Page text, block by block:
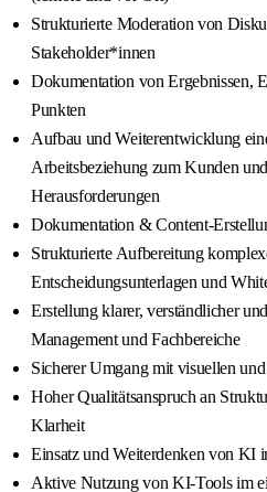
Strukturierte Moderation von
Stakeholder*innen
Dokumentation von Ergebnissen,
Punkten
Aufbau und Weiterentwicklung
Arbeitsbeziehung zum Kunden und
Herausforderungen
Dokumentation &
Strukturierte Aufbereitung
Entscheidungsunterlagen und
Erstellung klarer, verständlicher
Management und Fachbereiche
Sicherer Umgang mit visuellen
Hoher Qualitätsanspruch an
Klarheit
Einsatz und Weiterdenken von KI
Aktive Nutzung von KI‑Tools im